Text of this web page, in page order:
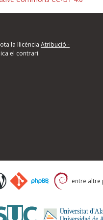
millora que
la llicència Atribució -
el contrari.
entre altre